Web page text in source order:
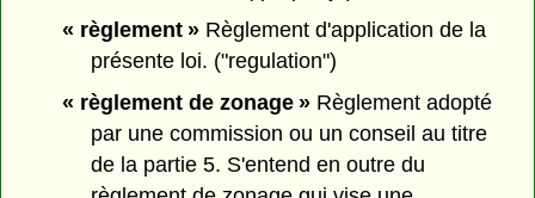
« règlement »Règlement d'application de la
présente loi. ("regulation")
« règlement de zonage »Règlement adopté
par une commission ou un conseil au titre
de la partie 5. S'entend en outre du